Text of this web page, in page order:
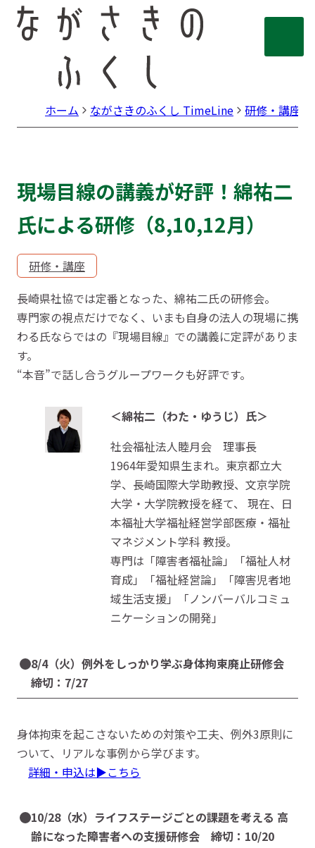
ホーム ながさきのふくし TimeLine 研修・講座
現場目線の講義が好評！綿祐二
氏による研修（8,10,12月）
研修・講座
長崎県社協では定番となった、綿祐二氏の研修会。
専門家の視点だけでなく、いまも自身の法人の現場に携
わる氏ならではの『現場目線』での講義に定評がありま
す。
“本音”で話し合うグループワークも好評です。
＜綿祐二（わた・ゆうじ）氏＞
社会福祉法人睦月会 理事長
1964年愛知県生まれ。東京都立大
学、長崎国際大学助教授、文京学院
大学・大学院教授を経て、 現在、日
本福祉大学福祉経営学部医療・福祉
マネジメント学科 教授。
専門は「障害者福祉論」「福祉人材
育成」「福祉経営論」「障害児者地
域生活支援」「ノンバーバルコミュ
ニケーションの開発」
8/4（火）例外をしっかり学ぶ身体拘束廃止研修会
締切：7/27
身体拘束を起こさないための対策や工夫、例外3原則に
ついて、リアルな事例から学びます。
詳細・申込は▶こちら
10/28（水）ライフステージごとの課題を考える 高
齢になった障害者への支援研修会 締切：10/20